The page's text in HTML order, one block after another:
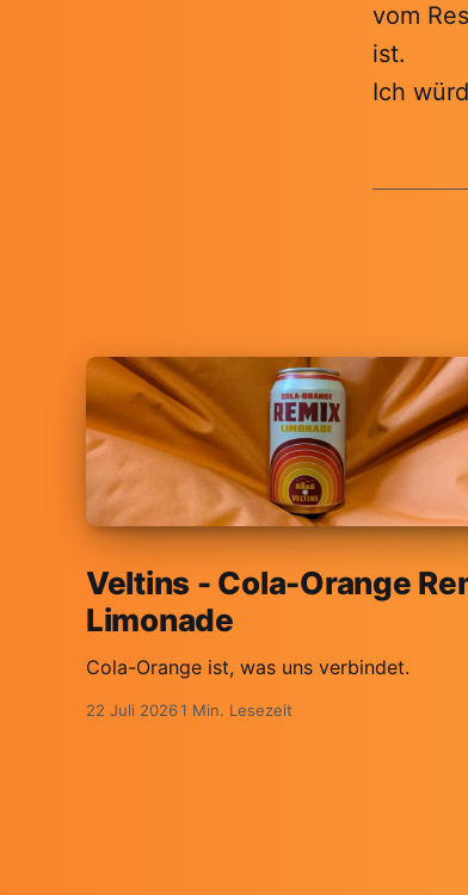
vom
ist.
Ich
Veltins - Cola-Orange
Limonade
Cola-Orange ist, was uns verbindet.
22 Juli 20261 Min. Lesezeit